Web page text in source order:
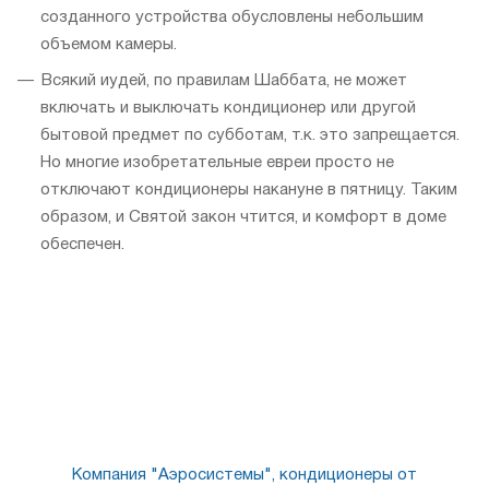
созданного устройства обусловлены небольшим
объемом камеры.
Всякий иудей, по правилам Шаббата, не может
включать и выключать кондиционер или другой
бытовой предмет по субботам, т.к. это запрещается.
Но многие изобретательные евреи просто не
отключают кондиционеры накануне в пятницу. Таким
образом, и Святой закон чтится, и комфорт в доме
обеспечен.
Компания "Аэросистемы", кондиционеры от